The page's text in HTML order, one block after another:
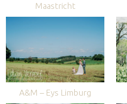
Maastricht
A&M – Eys Limburg